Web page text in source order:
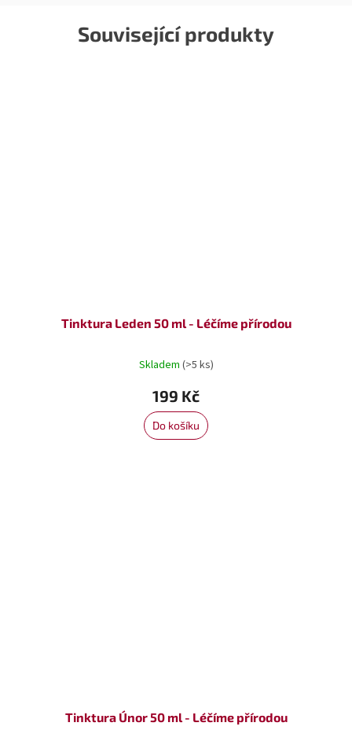
Související produkty
Tinktura Leden 50 ml - Léčíme přírodou
Skladem (>5 ks)
199 Kč
Do košíku
Tinktura Únor 50 ml - Léčíme přírodou